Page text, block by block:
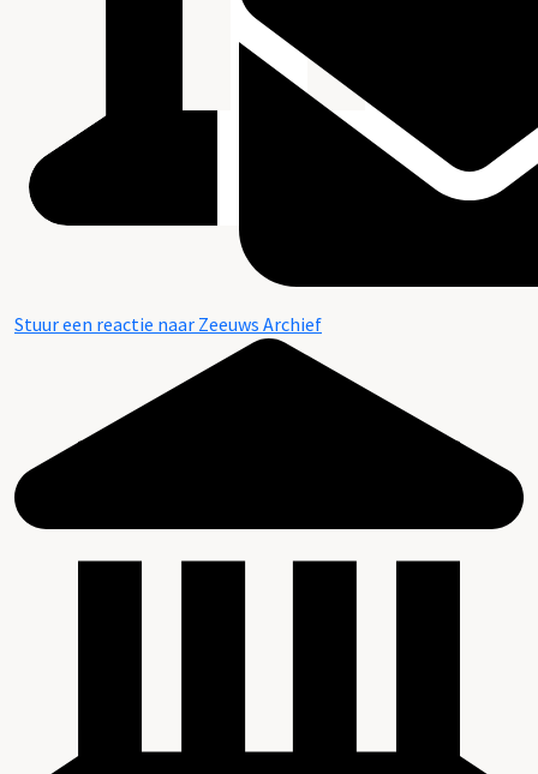
Stuur een reactie naar Zeeuws Archief